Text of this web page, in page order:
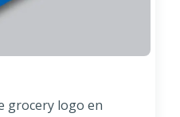
grocery logo en